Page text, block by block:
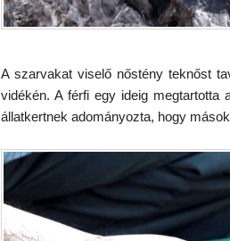
A szarvakat viselő nőstény teknőst
vidékén. A férfi egy ideig megtartotta
állatkertnek adományozta, hogy